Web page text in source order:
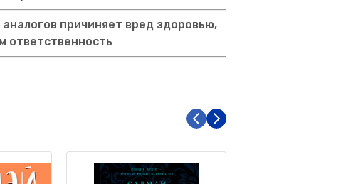
причиняет вред здоровью,
ответственность